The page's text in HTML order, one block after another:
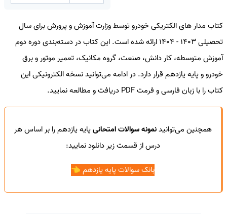
کتاب مدار های الکتریکی خودرو توسط وزارت آموزش و پرورش برای سال
تحصیلی 1403 - 1404 ارائه شده است. این کتاب در دسته‌بندی دوره دوم
آموزش متوسطه، کار دانش، صنعت، گروه مکانیک، تعمیر موتور و برق
خودرو و پایه یازدهم قرار دارد. در ادامه می‌توانید نسخه الکترونیکی این
کتاب را با زبان فارسی و فرمت PDF دریافت و مطالعه نمایید.
همچنین می‌توانیدنمونه سوالات امتحانیپایه یازدهم را بر اساس هر
درس از قسمت زیر دانلود نمایید:
بانک سوالات پایه یازدهم 👈